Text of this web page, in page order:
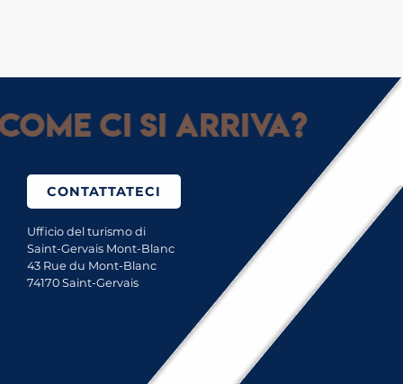
ci si arriva?
CONTATTATECI
Ufficio del turismo di
Saint-Gervais Mont-Blanc
43 Rue du Mont-Blanc
74170 Saint-Gervais